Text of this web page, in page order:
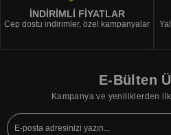
İNDİRİMLİ FİYATLAR
Cep dostu indirimler, özel kampanyalar
E-Bülten
Kampanya ve yeniliklerden